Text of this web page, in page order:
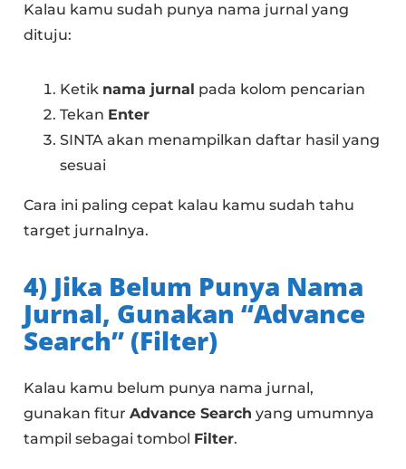
Kalau kamu sudah punya nama jurnal yang
dituju:
Ketik nama jurnal pada kolom pencarian
Tekan Enter
SINTA akan menampilkan daftar hasil yang
sesuai
Cara ini paling cepat kalau kamu sudah tahu
target jurnalnya.
4) Jika Belum Punya Nama
Jurnal, Gunakan “Advance
Search” (Filter)
Kalau kamu belum punya nama jurnal,
gunakan fiturAdvance Search yang umumnya
tampil sebagai tombol Filter.